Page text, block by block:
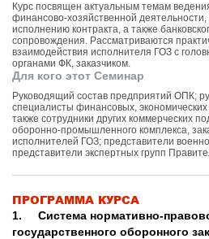
Курс посвящен актуальным темам
финансово-хозяйственной деятельности,
исполнению контракта, а также
сопровождения. Рассматриваются
взаимодействия исполнителя ГОЗ с
органами ФК, заказчиком.
Для кого этот Семинар
Руководящий состав предприятий ОПК;
специалисты финансовых,
также сотрудники других коммерческих
оборонно-промышленного комплекса,
исполнителей ГОЗ; представители
представители экспертных групп
ПРОГРАММА КУРСА
1. Система нормативно-
государственного оборонного